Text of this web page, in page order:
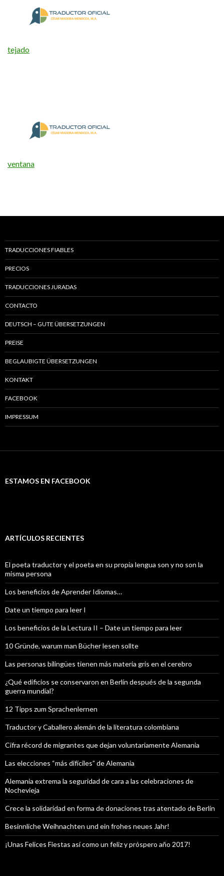
tejado
ventana
TRADUCCIONES FIABLES
PRECIOS
TRADUCCIONES JURADAS
CONTACTO
DEUTSCH – GUTE ÜBERSETZUNGEN
PREISE
BEGLAUBIGTE ÜBERSETZUNGEN
KONTAKT
FACEBOOK
IMPRESSUM
ESTAMOS EN FACEBOOK
ARTÍCULOS RECIENTES
El poeta traductor y el poeta en su propia lengua son y no son la
misma persona
Los beneficios de Aprender Idiomas…
Date un tiempo para leer I
Los beneficios de la Lectura II – Date un tiempo para leer
10 Gründe, warum man Bücher lesen sollte
Las personas bilingües tienen más materia gris en el cerebro
¿Qué edificios se conservaron en Berlín después de la segunda
guerra mundial?
12 Tipps zum Sprachenlernen
Traductor y Caballero alemán de la literatura colombiana
Cifra récord de migrantes que dejan voluntariamente Alemania
Las elecciones “más difíciles” de Alemania
Alemania extrema la seguridad de cara a las celebraciones de
Nochevieja
Crece la solidaridad en forma de donaciones tras atentado de Berlín
Besinnliche Weihnachten und ein frohes neues Jahr!
¡Unas Felices Fiestas así como un feliz y próspero año 2017!